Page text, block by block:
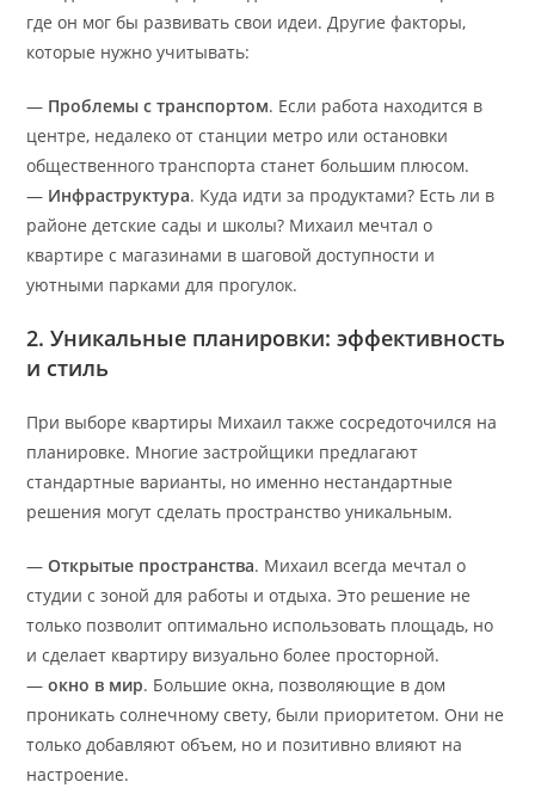
где он мог бы развивать свои идеи. Другие факторы,
которые нужно учитывать:
— Проблемы с транспортом. Если работа находится в
центре, недалеко от станции метро или остановки
общественного транспорта станет большим плюсом.
— Инфраструктура. Куда идти за продуктами? Есть ли в
районе детские сады и школы? Михаил мечтал о
квартире с магазинами в шаговой доступности и
уютными парками для прогулок.
2. Уникальные планировки: эффективность
и стиль
При выборе квартиры Михаил также сосредоточился на
планировке. Многие застройщики предлагают
стандартные варианты, но именно нестандартные
решения могут сделать пространство уникальным.
—Открытые пространства. Михаил всегда мечтал о
студии с зоной для работы и отдыха. Это решение не
только позволит оптимально использовать площадь, но
и сделает квартиру визуально более просторной.
—окно в мир. Большие окна, позволяющие в дом
проникать солнечному свету, были приоритетом. Они не
только добавляют объем, но и позитивно влияют на
настроение.